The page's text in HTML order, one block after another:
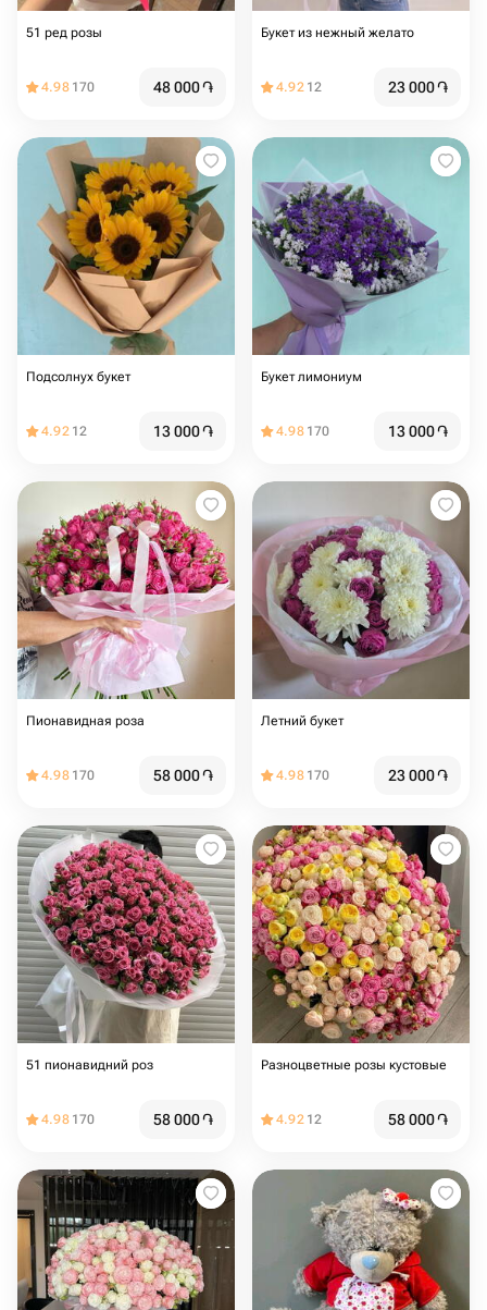
51 ред розы
4.98 170 48 000֏
Букет из нежный желато
4.92 12 23 000֏
Подсолнух букет
4.92 12 13 000֏
Букет лимониум
4.98 170 13 000֏
Пионавидная роза
4.98 170 58 000֏
Летний букет
4.98 170 23 000֏
51 пионавидний роз
4.98 170 58 000֏
Разноцветные розы кустовые
4.92 12 58 000֏